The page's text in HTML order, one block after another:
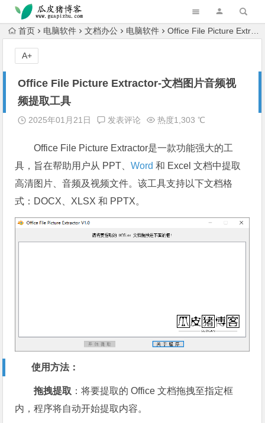
跳转到主内容
首页 电脑软件 文档办公 电脑软件 Office File Picture Extractor-文档图片音频视频提取工具
Office File Picture Extractor-文档图片音频视
频提取工具
2025年01月21日 发表评论 热度1,303 ℃
Office File Picture Extractor是一款功能强大的工
具，旨在帮助用户从 PPT、Word 和 Excel 文档中提取
高清图片、音频及视频文件。该工具支持以下文档格
式：DOCX、XLSX 和 PPTX。
使用方法：
拖拽提取 ：将要提取的 Office 文档拖拽至指定框
内，程序将自动开始提取内容。
A+